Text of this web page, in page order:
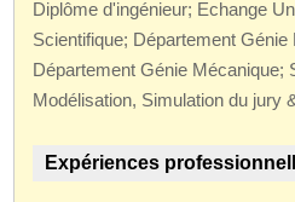
Diplôme d'ingénieur; Echange
Scientifique; Département Génie
Département Génie Mécanique;
Modélisation, Simulation du jury
Expériences